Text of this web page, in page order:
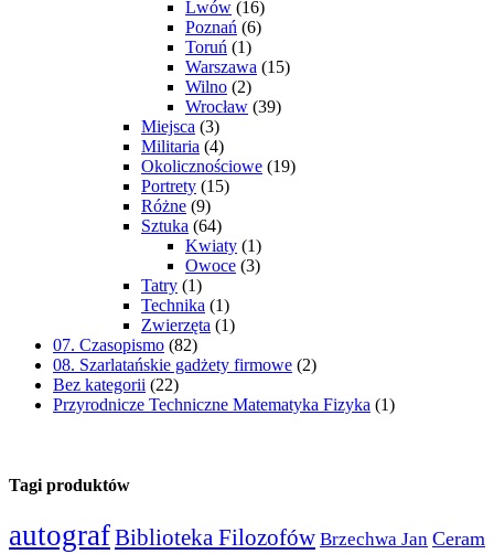
Lwów (16)
Poznań (6)
Toruń (1)
Warszawa (15)
Wilno (2)
Wrocław (39)
Miejsca (3)
Militaria (4)
Okolicznościowe (19)
Portrety (15)
Różne (9)
Sztuka (64)
Kwiaty (1)
Owoce (3)
Tatry (1)
Technika (1)
Zwierzęta (1)
07. Czasopismo (82)
08. Szarlatańskie gadżety firmowe (2)
Bez kategorii (22)
Przyrodnicze Techniczne Matematyka Fizyka (1)
Tagi produktów
autografBiblioteka Filozofów Brzechwa Jan Ceram